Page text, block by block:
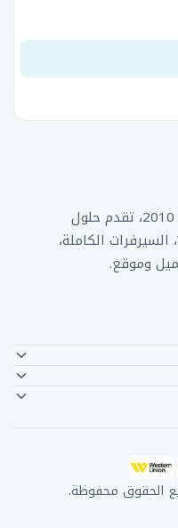
شركة استضافة عراقية موثوقة منذ 2010، تقدم حلول
الاستضافة المشتركة، سيرفرات VPS، السيرفرات الكاملة،